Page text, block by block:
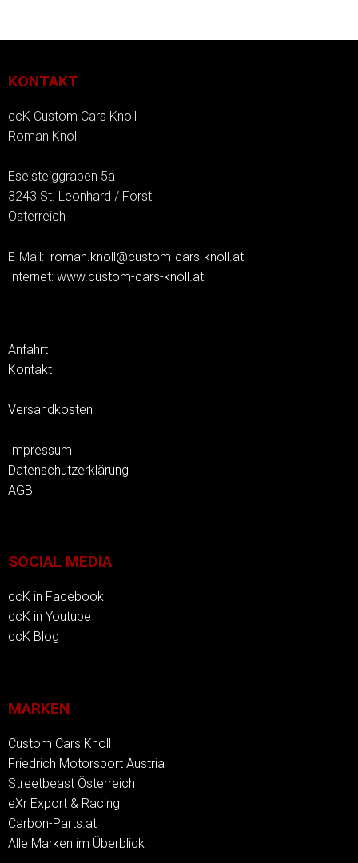
KONTAKT
ccK Custom Cars Knoll
Roman Knoll
Eselsteiggraben 5a
3243 St. Leonhard / Forst
Österreich
E-Mail: roman.knoll@custom-cars-knoll.at
Internet: www.custom-cars-knoll.at
Anfahrt
Kontakt
Versandkosten
Impressum
Datenschutzerklärung
AGB
SOCIAL MEDIA
ccK in Facebook
ccK in Youtube
ccK Blog
MARKEN
Custom Cars Knoll
Friedrich Motorsport Austria
Streetbeast Österreich
eXr Export & Racing
Carbon-Parts.at
Alle Marken im Überblick